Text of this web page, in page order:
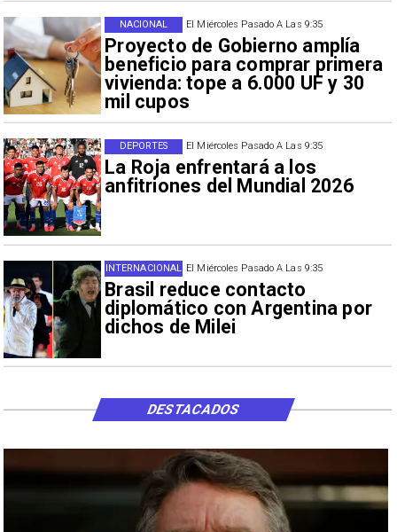
El Miércoles Pasado A Las 9:35
Proyecto de Gobierno amplía
beneficio para comprar primera
vivienda: tope a 6.000 UF y 30
mil cupos
NACIONAL
El Miércoles Pasado A Las 9:35
La Roja enfrentará a los
anfitriones del Mundial 2026
DEPORTES
El Miércoles Pasado A Las 9:35
Brasil reduce contacto
diplomático con Argentina por
dichos de Milei
INTERNACIONAL
DESTACADOS